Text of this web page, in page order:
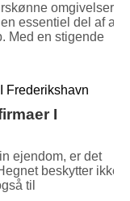
omgivelser
essentiel del af at
Med en stigende
I
ejendom, er det
beskytter ikke
til